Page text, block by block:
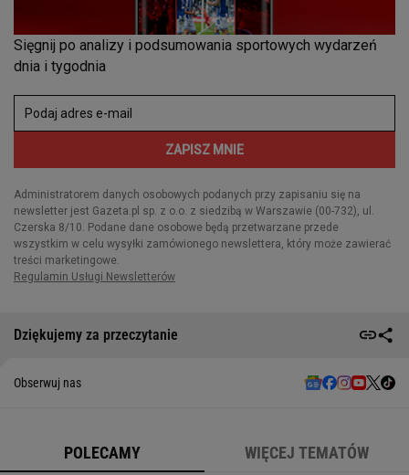
Dziękujemy za przeczytanie
Obserwuj nas
POLECAMY WIĘCEJ TEMATÓW